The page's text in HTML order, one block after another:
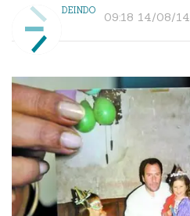
DEINDO 09:18 14/08/14